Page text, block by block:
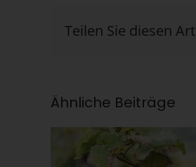
Teilen Sie diesen
Ähnliche Beiträge